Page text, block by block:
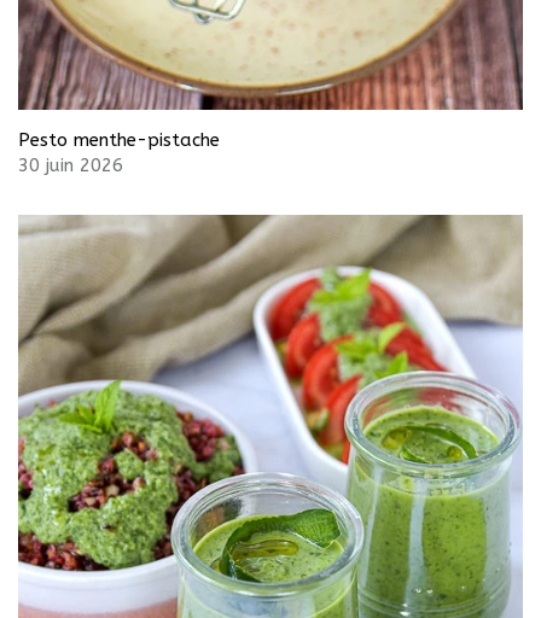
Pesto menthe-pistache
30 juin 2026